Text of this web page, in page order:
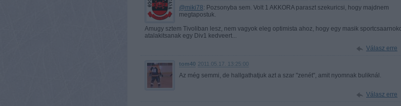
@miki78: Pozsonyba sem. Volt 1 AKKORA paraszt szekuricsi, hogy majdnem
megtapostuk.
Amugy sztem Tivoliban lesz, nem vagyok eleg optimista ahoz, hogy egy masik
atalakitsanak egy Div1 kedveert...
Válasz erre
tom40 2011.05.17. 13:25:00
Az még semmi, de hallgathatjuk azt a szar "zenét", amit nyomnak buliknál.
Válasz erre